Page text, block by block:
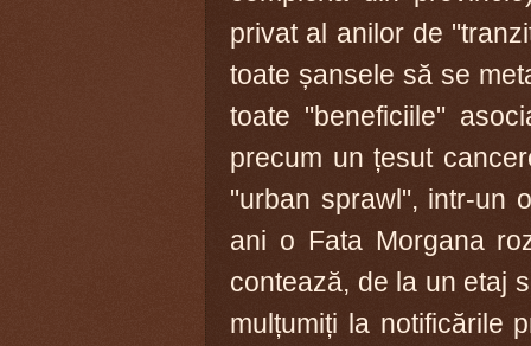
privat al anilor de
toate șansele să se
toate "beneficiile"
precum un țesut
"urban sprawl", intr-un
ani o Fata Morgana
contează, de la un etaj
mulțumiți la notificările